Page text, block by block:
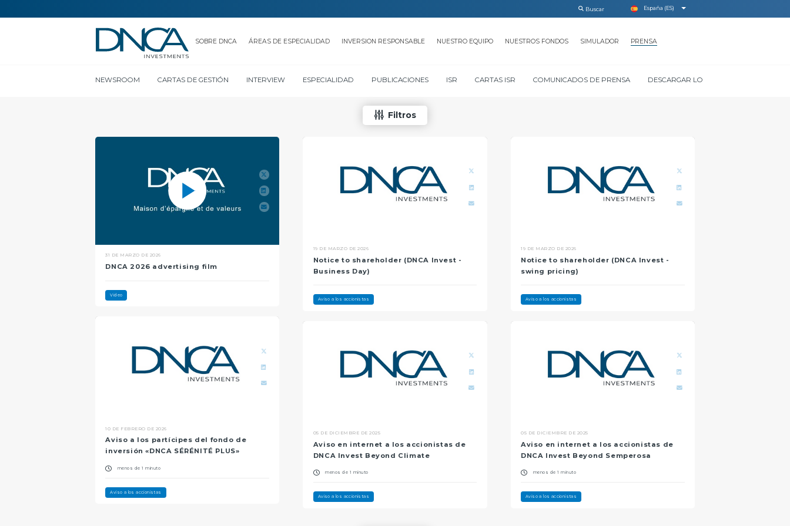
España (ES)
SOBRE DNCA ÁREAS DE ESPECIALIDAD INVERSION RESPONSABLE NUESTRO EQUIPO NUESTROS FONDOS SIMULADOR PRENSA
NEWSROOM CARTAS DE GESTIÓN INTERVIEW ESPECIALIDAD PUBLICACIONES ISR CARTAS ISR COMUNICADOS DE PRENSA DESCARGAR LOS DOCUMENTOS
Filtros
31 DE MARZO DE 2026
DNCA 2026 advertising film
Video
19 DE MARZO DE 2026
Notice to shareholder (DNCA Invest -
Business Day)
Aviso a los accionistas
19 DE MARZO DE 2026
Notice to shareholder (DNCA Invest -
swing pricing)
Aviso a los accionistas
10 DE FEBRERO DE 2026
Aviso a los partícipes del fondo de
inversión «DNCA SÉRÉNITÉ PLUS»
menos de 1 minuto
Aviso a los accionistas
05 DE DICIEMBRE DE 2025
Aviso en internet a los accionistas de
DNCA Invest Beyond Climate
menos de 1 minuto
Aviso a los accionistas
05 DE DICIEMBRE DE 2025
Aviso en internet a los accionistas de
DNCA Invest Beyond Semperosa
menos de 1 minuto
Aviso a los accionistas